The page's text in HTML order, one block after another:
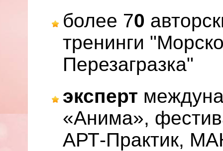
более 70
тренинги
Перезагразка"
эксперт
«Анима»,
АРТ-Практик,